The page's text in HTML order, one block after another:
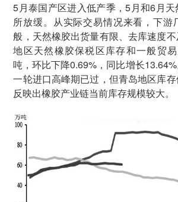
5月泰国产区进入低产季，5月和6月
所放缓。从实际交易情况来看，下游
般，天然橡胶出货量有限、去库速度
地区天然橡胶保税区库存和一般贸
吨，环比下降0.69%，同比增长
一轮进口高峰期已过，但青岛地区库存
反映出橡胶产业链当前库存规模较大。